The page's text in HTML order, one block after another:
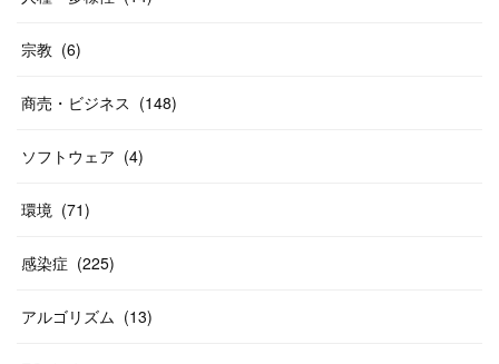
宗教 (6)
商売・ビジネス (148)
ソフトウェア (4)
環境 (71)
感染症 (225)
アルゴリズム (13)